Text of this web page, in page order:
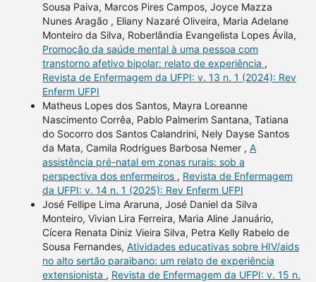
Sousa Paiva, Marcos Pires Campos, Joyce Mazza
Nunes Aragão , Eliany Nazaré Oliveira, Maria Adelane
Monteiro da Silva, Roberlândia Evangelista Lopes Ávila,
Promoção da saúde mental à uma pessoa com
transtorno afetivo bipolar: relato de experiência ,
Revista de Enfermagem da UFPI: v. 13 n. 1 (2024): Rev
Enferm UFPI
Matheus Lopes dos Santos, Mayra Loreanne
Nascimento Corrêa, Pablo Palmerim Santana, Tatiana
do Socorro dos Santos Calandrini, Nely Dayse Santos
da Mata, Camila Rodrigues Barbosa Nemer , A
assistência pré-natal em zonas rurais: sob a
perspectiva dos enfermeiros , Revista de Enfermagem
da UFPI: v. 14 n. 1 (2025): Rev Enferm UFPI
José Fellipe Lima Araruna, José Daniel da Silva
Monteiro, Vivian Lira Ferreira, Maria Aline Januário,
Cícera Renata Diniz Vieira Silva, Petra Kelly Rabelo de
Sousa Fernandes, Atividades educativas sobre HIV/aids
no alto sertão paraibano: um relato de experiência
extensionista , Revista de Enfermagem da UFPI: v. 15 n.